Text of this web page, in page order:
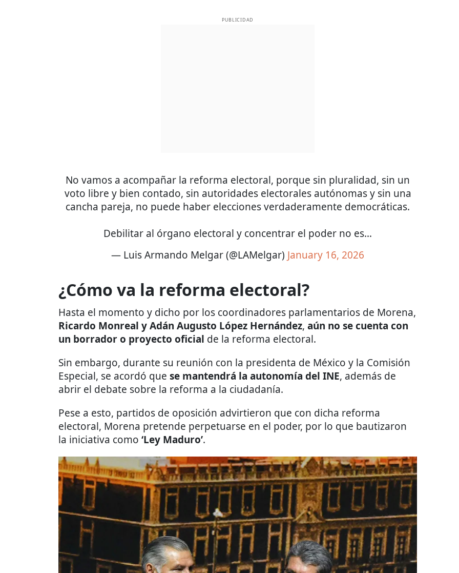
PUBLICIDAD
No vamos a acompañar la reforma electoral, porque sin pluralidad, sin un
voto libre y bien contado, sin autoridades electorales autónomas y sin una
cancha pareja, no puede haber elecciones verdaderamente democráticas.
Debilitar al órgano electoral y concentrar el poder no es…
— Luis Armando Melgar (@LAMelgar) January 16, 2026
¿Cómo va la reforma electoral?
Hasta el momento y dicho por los coordinadores parlamentarios de Morena,
Ricardo Monreal y Adán Augusto López Hernández, aún no se cuenta con
un borrador o proyecto oficial de la reforma electoral.
Sin embargo, durante su reunión con la presidenta de México y la Comisión
Especial, se acordó que se mantendrá la autonomía del INE, además de
abrir el debate sobre la reforma a la ciudadanía.
Pese a esto, partidos de oposición advirtieron que con dicha reforma
electoral, Morena pretende perpetuarse en el poder, por lo que bautizaron
la iniciativa como ‘Ley Maduro’.